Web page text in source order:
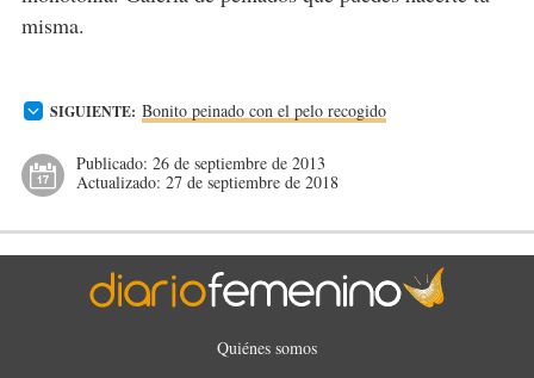
misma.
SIGUIENTE: Bonito peinado con el pelo recogido
Publicado: 26 de septiembre de 2013
Actualizado: 27 de septiembre de 2018
Quiénes somos